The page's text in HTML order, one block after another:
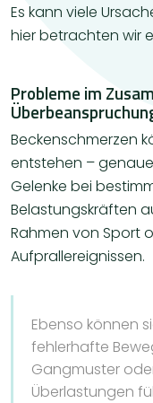
Es kann viele
hier betrachten wir
Probleme im
Beckenschmerzen
entstehen –
Gelenke bei
Belastungskräften
Rahmen von Sport
Aufprallereignissen.
Ebenso können
fehlerhafte
Gangmuster
Überlastungen